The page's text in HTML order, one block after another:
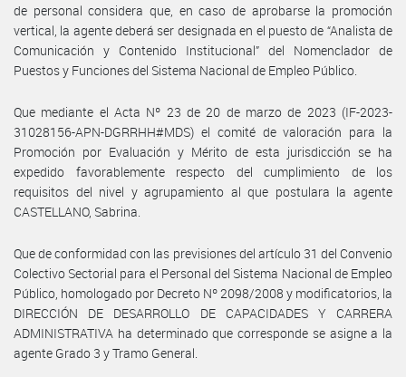
de personal considera que, en caso de aprobarse la promoción
vertical, la agente deberá ser designada en el puesto de “Analista de
Comunicación y Contenido Institucional” del Nomenclador de
Puestos y Funciones del Sistema Nacional de Empleo Público.
Que mediante el Acta Nº 23 de 20 de marzo de 2023 (IF-2023-
31028156-APN-DGRRHH#MDS) el comité de valoración para la
Promoción por Evaluación y Mérito de esta jurisdicción se ha
expedido favorablemente respecto del cumplimiento de los
requisitos del nivel y agrupamiento al que postulara la agente
CASTELLANO, Sabrina.
Que de conformidad con las previsiones del artículo 31 del Convenio
Colectivo Sectorial para el Personal del Sistema Nacional de Empleo
Público, homologado por Decreto Nº 2098/2008 y modificatorios, la
DIRECCIÓN DE DESARROLLO DE CAPACIDADES Y CARRERA
ADMINISTRATIVA ha determinado que corresponde se asigne a la
agente Grado 3 y Tramo General.